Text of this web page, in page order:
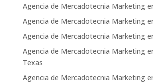
Agencia de Mercadotecnia Marketing
Agencia de Mercadotecnia Marketing
Agencia de Mercadotecnia Marketing
Agencia de Mercadotecnia Marketing
Texas
Agencia de Mercadotecnia Marketing